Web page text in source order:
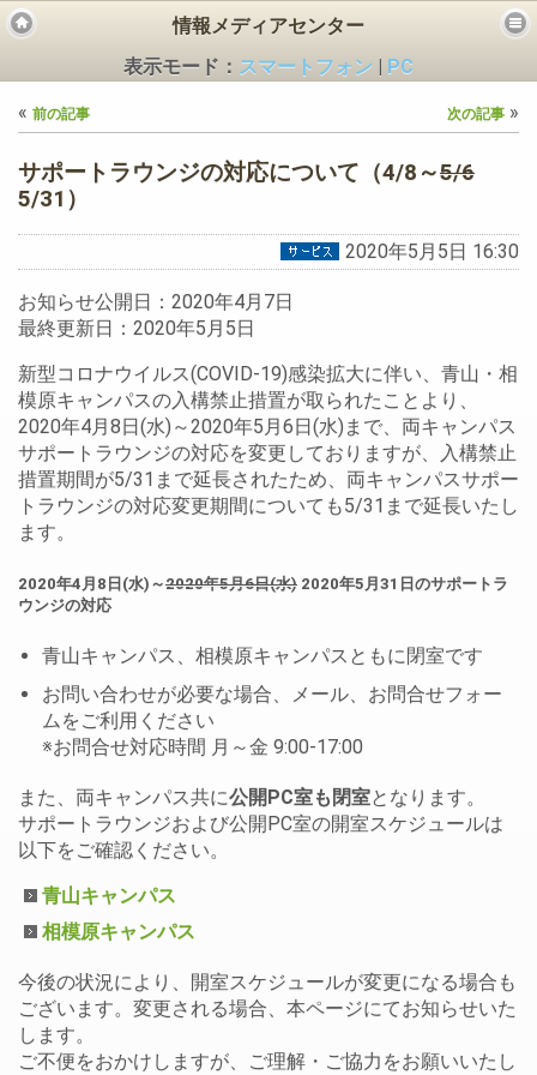
情報メディアセンター
表示モード： スマートフォン
PC
« 前の記事 次の記事 »
サポートラウンジの対応について（4/8～5/6
5/31）
2020年5月5日 16:30
お知らせ公開日：2020年4月7日
最終更新日：2020年5月5日
新型コロナウイルス(COVID-19)感染拡大に伴い、青山・相
模原キャンパスの入構禁止措置が取られたことより、
2020年4月8日(水)～2020年5月6日(水)まで、両キャンパス
サポートラウンジの対応を変更しておりますが、入構禁止
措置期間が5/31まで延長されたため、両キャンパスサポー
トラウンジの対応変更期間についても5/31まで延長いたし
ます。
2020年4月8日(水)～2020年5月6日(水) 2020年5月31日のサポートラ
ウンジの対応
青山キャンパス、相模原キャンパスともに閉室です
お問い合わせが必要な場合、メール、お問合せフォー
ムをご利用ください
※お問合せ対応時間 月～金 9:00-17:00
また、両キャンパス共に公開PC室も閉室となります。
サポートラウンジおよび公開PC室の開室スケジュールは
以下をご確認ください。
青山キャンパス
相模原キャンパス
今後の状況により、開室スケジュールが変更になる場合も
ございます。変更される場合、本ページにてお知らせいた
します。
ご不便をおかけしますが、ご理解・ご協力をお願いいたし